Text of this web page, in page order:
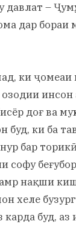
давлат –
дар бораи
ки
озодии
доғ ва
буд, ки ба
бар
софу
амр нақши
хеле
карда буд,